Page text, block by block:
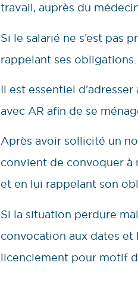
travail, auprès du
Si le salarié ne s’est pas
rappelant ses obligations.
Il est essentiel
avec AR afin de se
Après avoir sollicité un
convient de convoquer à
et en lui rappelant son
Si la situation perdure
convocation aux dates et
licenciement pour motif